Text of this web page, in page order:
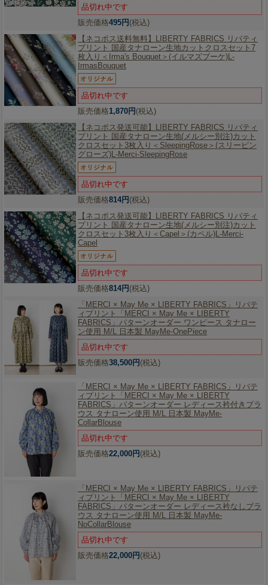
品切れ中です
販売価格495円 (税込)
【ネコポス送料無料】
LIBERTY FABRICS リバティ
プリント 国産タナローン生地カットクロスセット7
枚入り＜Irma's Bouquet＞(イルマズブーケ)L-
IrmasBouquet
品切れ中です
販売価格1,870円 (税込)
【ネコポス発送可能】
LIBERTY FABRICS リバティ
プリント 国産タナローン生地(メルシー別注)カット
クロスセット3枚入り＜SleepingRose＞(スリーピン
グローズ)L-Merci-SleepingRose
品切れ中です
販売価格814円 (税込)
【ネコポス発送可能】
LIBERTY FABRICS リバティ
プリント 国産タナローン生地(メルシー別注)カット
クロスセット3枚入り＜Capel＞(カペル)L-Merci-
Capel
品切れ中です
販売価格814円 (税込)
「MERCI × May Me × LIBERTY FABRICS」
リバテ
ィプリント「MERCI × May Me × LIBERTY
FABRICS」パターンオーダー ワンピース タナロー
ン使用 M/L 日本製 MayMe-OnePiece
品切れ中です
販売価格38,500円 (税込)
「MERCI × May Me × LIBERTY FABRICS」
リバテ
ィプリント「MERCI × May Me × LIBERTY
FABRICS」パターンオーダー レディース衿付きブラ
ウス タナローン使用 M/L 日本製 MayMe-
CollarBlouse
品切れ中です
販売価格22,000円 (税込)
「MERCI × May Me × LIBERTY FABRICS」
リバテ
ィプリント「MERCI × May Me × LIBERTY
FABRICS」パターンオーダー レディース衿なしブラ
ウス タナローン使用 M/L 日本製 MayMe-
NoCollarBlouse
品切れ中です
販売価格22,000円 (税込)